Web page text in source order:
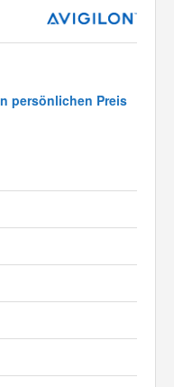
persönlichen Preis